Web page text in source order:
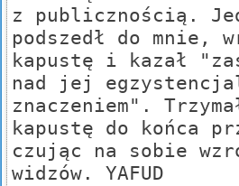
z publicznością.
podszedł do mnie,
kapustę i kazał
nad jej
znaczeniem".
kapustę do końca
czując na sobie
widzów. YAFUD